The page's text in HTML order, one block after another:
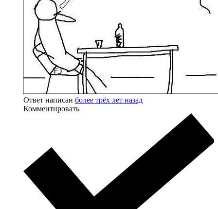
Ответ написан более трёх лет назад
Комментировать